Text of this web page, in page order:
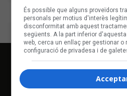
Tweets by
És possible que alguns proveïdors
personals per motius d'interès
disconformitat amb aquest
següents. A la part inferior
web, cerca un enllaç per gestionar
configuració de privadesa i de